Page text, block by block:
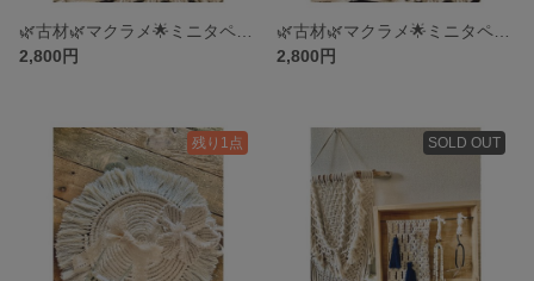
2,800円
2,800円
残り1点 SOLD OUT